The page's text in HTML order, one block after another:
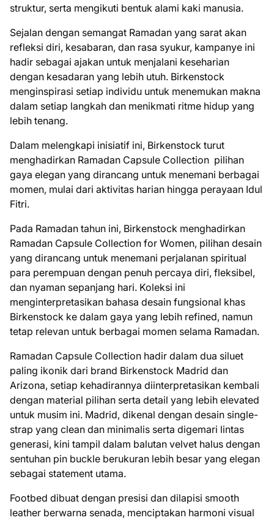
struktur, serta mengikuti bentuk alami kaki manusia.
Sejalan dengan semangat Ramadan yang sarat akan
refleksi diri, kesabaran, dan rasa syukur, kampanye ini
hadir sebagai ajakan untuk menjalani keseharian
dengan kesadaran yang lebih utuh. Birkenstock
menginspirasi setiap individu untuk menemukan makna
dalam setiap langkah dan menikmati ritme hidup yang
lebih tenang.
Dalam melengkapi inisiatif ini, Birkenstock turut
menghadirkan Ramadan Capsule Collection pilihan
gaya elegan yang dirancang untuk menemani berbagai
momen, mulai dari aktivitas harian hingga perayaan Idul
Fitri.
Pada Ramadan tahun ini, Birkenstock menghadirkan
Ramadan Capsule Collection for Women, pilihan desain
yang dirancang untuk menemani perjalanan spiritual
para perempuan dengan penuh percaya diri, fleksibel,
dan nyaman sepanjang hari. Koleksi ini
menginterpretasikan bahasa desain fungsional khas
Birkenstock ke dalam gaya yang lebih refined, namun
tetap relevan untuk berbagai momen selama Ramadan.
Ramadan Capsule Collection hadir dalam dua siluet
paling ikonik dari brand Birkenstock Madrid dan
Arizona, setiap kehadirannya diinterpretasikan kembali
dengan material pilihan serta detail yang lebih elevated
untuk musim ini. Madrid, dikenal dengan desain single-
strap yang clean dan minimalis serta digemari lintas
generasi, kini tampil dalam balutan velvet halus dengan
sentuhan pin buckle berukuran lebih besar yang elegan
sebagai statement utama.
Footbed dibuat dengan presisi dan dilapisi smooth
leather berwarna senada, menciptakan harmoni visual